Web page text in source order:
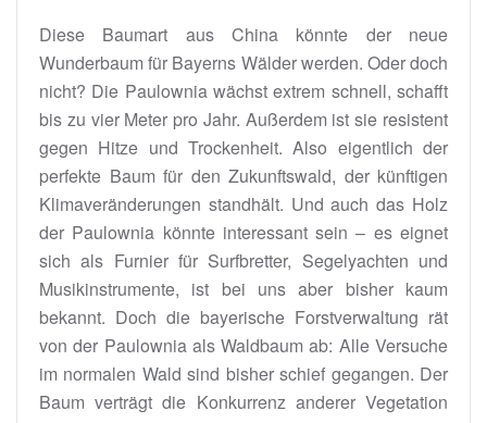
Diese Baumart aus China könnte der neue
Wunderbaum für Bayerns Wälder werden. Oder doch
nicht? Die Paulownia wächst extrem schnell, schafft
bis zu vier Meter pro Jahr. Außerdem ist sie resistent
gegen Hitze und Trockenheit. Also eigentlich der
perfekte Baum für den Zukunftswald, der künftigen
Klimaveränderungen standhält. Und auch das Holz
der Paulownia könnte interessant sein – es eignet
sich als Furnier für Surfbretter, Segelyachten und
Musikinstrumente, ist bei uns aber bisher kaum
bekannt. Doch die bayerische Forstverwaltung rät
von der Paulownia als Waldbaum ab: Alle Versuche
im normalen Wald sind bisher schief gegangen. Der
Baum verträgt die Konkurrenz anderer Vegetation